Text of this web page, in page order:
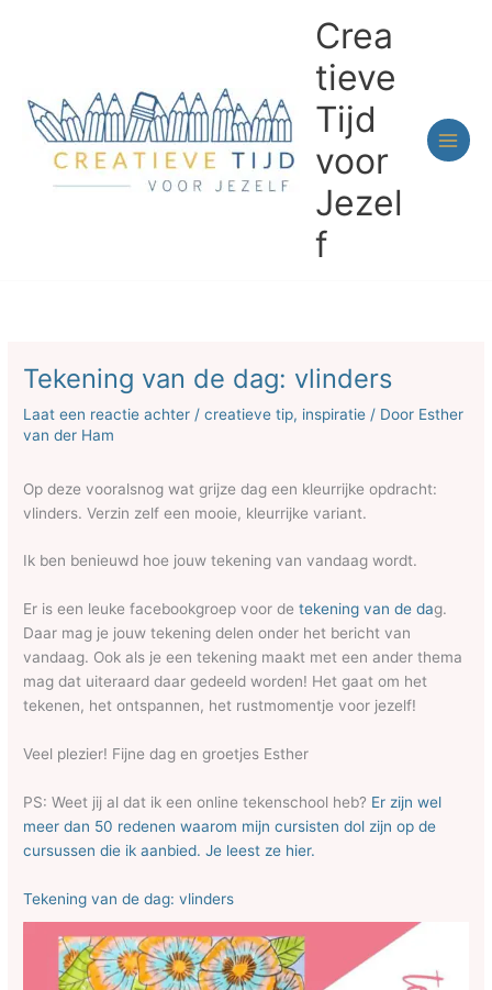
Crea
tieve
Tijd
voor
Jezel
f
Tekening van de dag: vlinders
Laat een reactie achter /creatieve tip, inspiratie / Door Esther
van der Ham
Op deze vooralsnog wat grijze dag een kleurrijke opdracht:
vlinders. Verzin zelf een mooie, kleurrijke variant.
Ik ben benieuwd hoe jouw tekening van vandaag wordt.
Er is een leuke facebookgroep voor detekening van de dag.
Daar mag je jouw tekening delen onder het bericht van
vandaag. Ook als je een tekening maakt met een ander thema
mag dat uiteraard daar gedeeld worden! Het gaat om het
tekenen, het ontspannen, het rustmomentje voor jezelf!
Veel plezier! Fijne dag en groetjes Esther
PS: Weet jij al dat ik een online tekenschool heb? Er zijn wel
meer dan 50 redenen waarom mijn cursisten dol zijn op de
cursussen die ik aanbied. Je leest ze hier.
Tekening van de dag: vlinders